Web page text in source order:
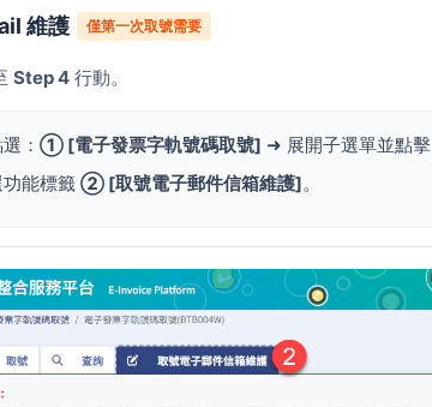
維護 僅第一次取號需要
Step 4 行動。
選：① [電子發票字軌號碼取號] ➜ 展開子選單並點擊
功能標籤② [取號電子郵件信箱維護]。